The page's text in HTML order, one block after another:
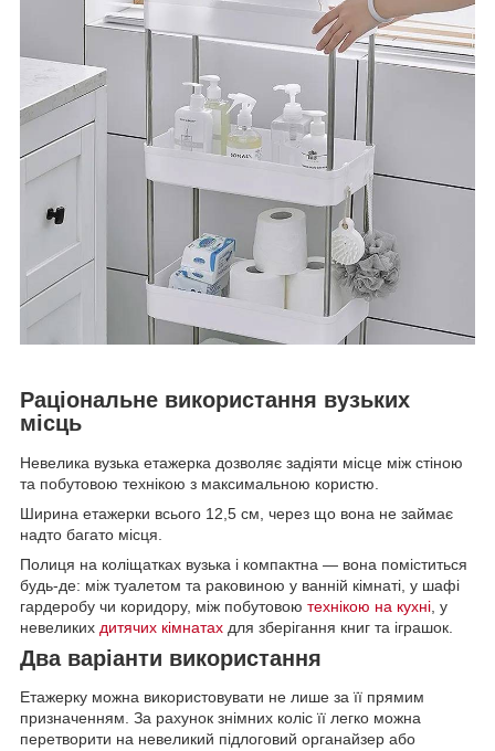
Раціональне використання вузьких
місць
Невелика вузька етажерка дозволяє задіяти місце між стіною
та побутовою технікою з максимальною користю.
Ширина етажерки всього 12,5 см, через що вона не займає
надто багато місця.
Полиця на коліщатках вузька і компактна — вона поміститься
будь-де: між туалетом та раковиною у ванній кімнаті, у шафі
гардеробу чи коридору, між побутовою технікою на кухні , у
невеликих дитячих кімнатах для зберігання книг та іграшок.
Два варіанти використання
Етажерку можна використовувати не лише за її прямим
призначенням. За рахунок знімних коліс її легко можна
перетворити на невеликий підлоговий органайзер або